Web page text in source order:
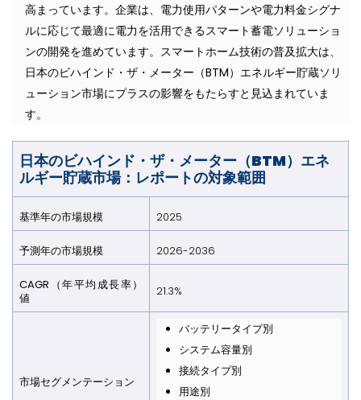
高まっています。企業は、電力使用パターンや電力料金シグナ
ルに応じて最適に電力を活用できるスマート蓄電ソリューショ
ンの開発を進めています。スマートホーム技術の普及拡大は、
日本のビハインド・ザ・メーター（BTM）エネルギー貯蔵ソリ
ューション市場にプラスの影響をもたらすと見込まれていま
す。
日本のビハインド・ザ・メーター（BTM）エネ
ルギー貯蔵市場：レポートの対象範囲
基準年の市場規模 2025
予測年の市場規模 2026-2036
CAGR（年平均成長率）
値
21.3%
市場セグメンテーション
バッテリータイプ別
システム容量別
接続タイプ別
用途別